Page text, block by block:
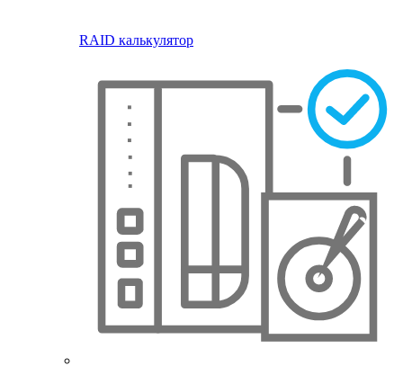
RAID калькулятор